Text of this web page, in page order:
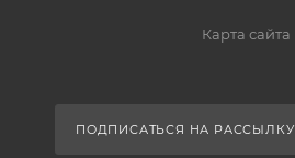
Карта сайта
ПОДПИСАТЬСЯ НА РАССЫЛКУ